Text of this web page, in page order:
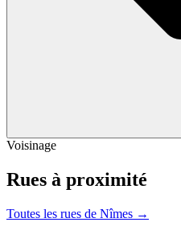
Voisinage
Rues à proximité
Toutes les rues de Nîmes →